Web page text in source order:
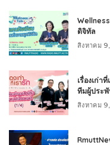
ดิจิทัล
สิงหาคม
เรื่องเก่
ทีมผู้ประพั
สิงหาคม